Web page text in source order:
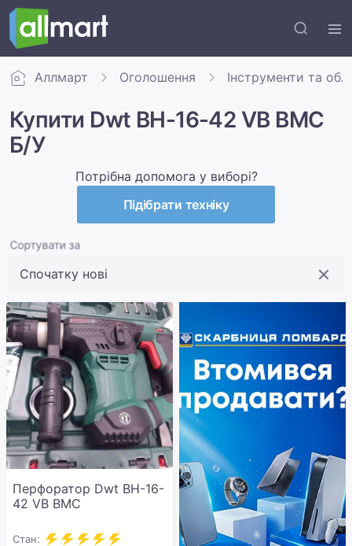
Аллмарт Оголошення Інструменти та
Купити Dwt BH-16-42 VB BMC
Б/У
Потрібна допомога у виборі?
Підібрати техніку
Сортувати за
Перфоратор Dwt BH-16-
42 VB BMC
Стан: